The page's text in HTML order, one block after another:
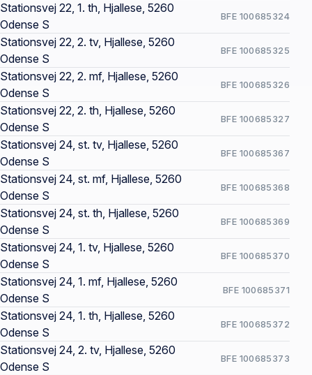
Stationsvej 22, 1. th, Hjallese, 5260
Odense S
BFE 100685324
Stationsvej 22, 2. tv, Hjallese, 5260
Odense S
BFE 100685325
Stationsvej 22, 2. mf, Hjallese, 5260
Odense S
BFE 100685326
Stationsvej 22, 2. th, Hjallese, 5260
Odense S
BFE 100685327
Stationsvej 24, st. tv, Hjallese, 5260
Odense S
BFE 100685367
Stationsvej 24, st. mf, Hjallese, 5260
Odense S
BFE 100685368
Stationsvej 24, st. th, Hjallese, 5260
Odense S
BFE 100685369
Stationsvej 24, 1. tv, Hjallese, 5260
Odense S
BFE 100685370
Stationsvej 24, 1. mf, Hjallese, 5260
Odense S
BFE 100685371
Stationsvej 24, 1. th, Hjallese, 5260
Odense S
BFE 100685372
Stationsvej 24, 2. tv, Hjallese, 5260
Odense S
BFE 100685373